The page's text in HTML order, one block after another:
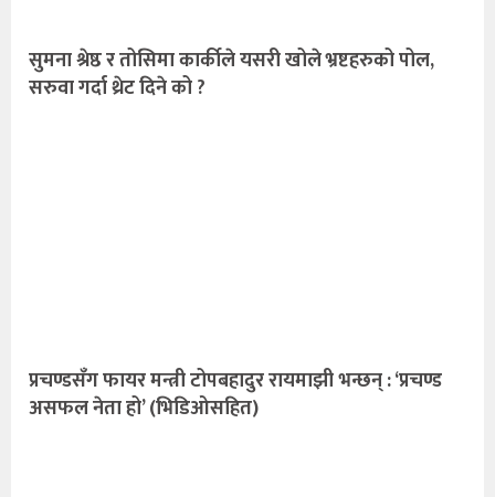
सुमना श्रेष्ठ र तोसिमा कार्कीले यसरी खोले भ्रष्टहरुको पोल,
सरुवा गर्दा थ्रेट दिने को ?
प्रचण्डसँग फायर मन्त्री टोपबहादुर रायमाझी भन्छन् : ‘प्रचण्ड
असफल नेता हो’ (भिडिओसहित)